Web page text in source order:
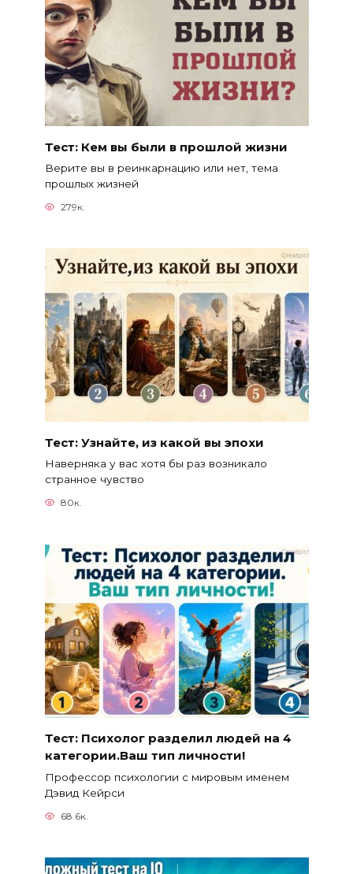
Тест: Кем вы были в прошлой жизни
Верите вы в реинкарнацию или нет, тема
прошлых жизней
279к.
Тест: Узнайте, из какой вы эпохи
Наверняка у вас хотя бы раз возникало
странное чувство
80к.
Тест: Психолог разделил людей на 4
категории.Ваш тип личности!
Профессор психологии с мировым именем
Дэвид Кейрси
68.6к.